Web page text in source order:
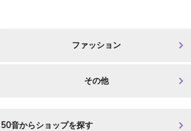
ファッション
その他
50音からショップを探す